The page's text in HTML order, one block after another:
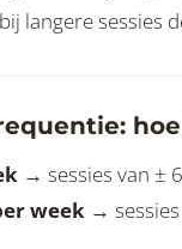
langere sessies
→ sessies van ±
week→ sessies